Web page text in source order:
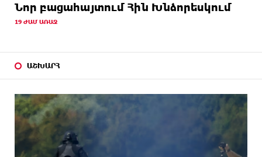
Նոր բացահայտում Հին Խնձորեսկում
19 ԺԱՄ ԱՌԱՋ
ԱՇԽԱՐՀ